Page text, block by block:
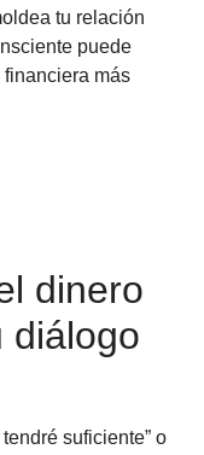
tu relación
puede
más
dinero
diálogo
suficiente” o